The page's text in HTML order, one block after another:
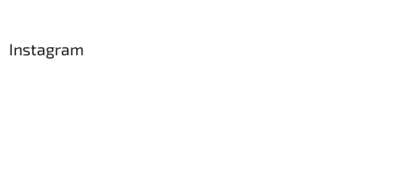
Instagram